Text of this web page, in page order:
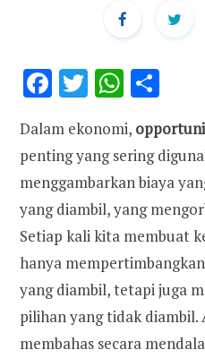
F
e
b
o
o
k
T
it
te
r
W
at
s
A
p
p
ar
e
Dalam ekonomi,
penting yang sering
menggambarkan biaya
yang diambil, yang
Setiap kali kita membuat
hanya
yang diambil, tetapi juga
pilihan yang tidak
membahas secara